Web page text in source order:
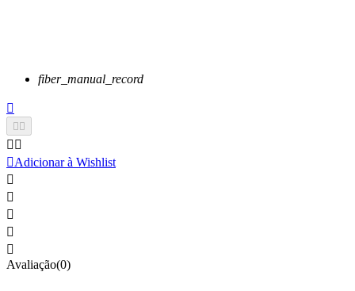
fiber_manual_record

 
 
Adicionar à Wishlist





Avaliação(0)